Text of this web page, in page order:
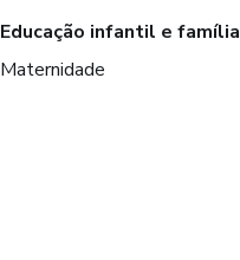
Educação infantil e família
Maternidade